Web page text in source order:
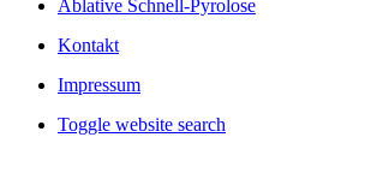
Ablative Schnell-Pyrolose
Kontakt
Impressum
Toggle website search